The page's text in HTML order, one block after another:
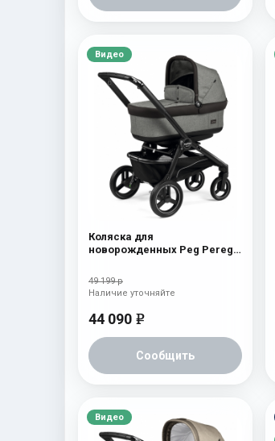
Видео
Коляска для
новорожденных Peg Perego
49 199 р
44 090 e
Сообщить
Наличие уточняйте
Видео